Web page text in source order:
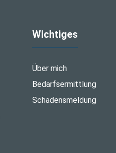
Wichtiges
Über mich
Bedarfsermittlung
Schadensmeldung